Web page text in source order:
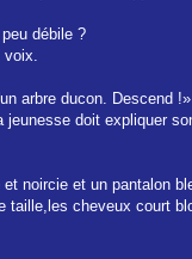
débile ?
voix.
arbre ducon. Descend !»
doit expliquer
noircie et un
cheveux court